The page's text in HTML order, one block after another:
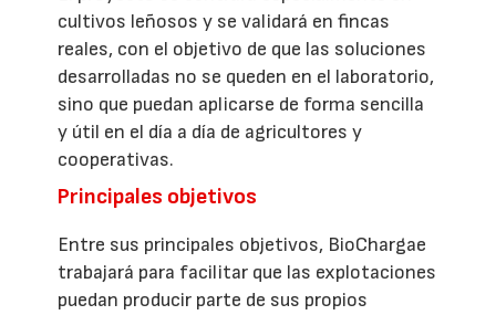
cultivos leñosos y se validará en fincas
reales, con el objetivo de que las soluciones
desarrolladas no se queden en el laboratorio,
sino que puedan aplicarse de forma sencilla
y útil en el día a día de agricultores y
cooperativas.
Principales objetivos
Entre sus principales objetivos, BioChargae
trabajará para facilitar que las explotaciones
puedan producir parte de sus propios